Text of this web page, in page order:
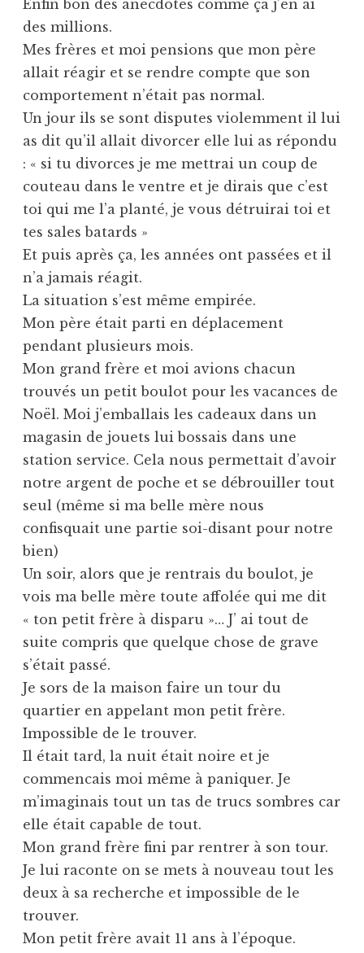
Enfin bon des anecdotes comme ça j’en ai
des millions.
Mes frères et moi pensions que mon père
allait réagir et se rendre compte que son
comportement n’était pas normal.
Un jour ils se sont disputes violemment il lui
as dit qu’il allait divorcer elle lui as répondu
: « si tu divorces je me mettrai un coup de
couteau dans le ventre et je dirais que c’est
toi qui me l’a planté, je vous détruirai toi et
tes sales batards »
Et puis après ça, les années ont passées et il
n’a jamais réagit.
La situation s’est même empirée.
Mon père était parti en déplacement
pendant plusieurs mois.
Mon grand frère et moi avions chacun
trouvés un petit boulot pour les vacances de
Noël. Moi j’emballais les cadeaux dans un
magasin de jouets lui bossais dans une
station service. Cela nous permettait d’avoir
notre argent de poche et se débrouiller tout
seul (même si ma belle mère nous
confisquait une partie soi-disant pour notre
bien)
Un soir, alors que je rentrais du boulot, je
vois ma belle mère toute affolée qui me dit
« ton petit frère à disparu »… J’ ai tout de
suite compris que quelque chose de grave
s’était passé.
Je sors de la maison faire un tour du
quartier en appelant mon petit frère.
Impossible de le trouver.
Il était tard, la nuit était noire et je
commencais moi même à paniquer. Je
m’imaginais tout un tas de trucs sombres car
elle était capable de tout.
Mon grand frère fini par rentrer à son tour.
Je lui raconte on se mets à nouveau tout les
deux à sa recherche et impossible de le
trouver.
Mon petit frère avait 11 ans à l’époque.